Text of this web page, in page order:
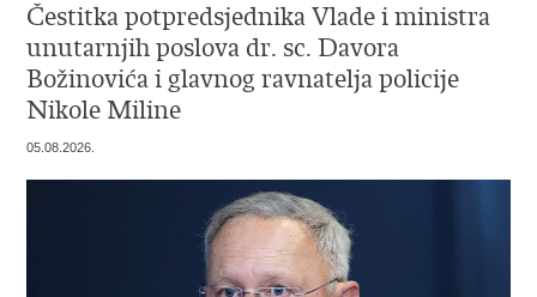
Čestitka potpredsjednika Vlade i ministra
unutarnjih poslova dr. sc. Davora
Božinovića i glavnog ravnatelja policije
Nikole Miline
05.08.2026.